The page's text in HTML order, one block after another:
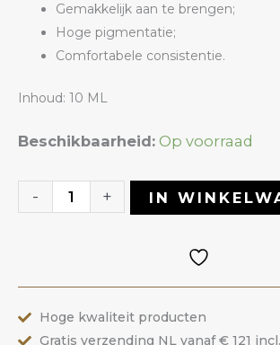
Gemakkelijk aan te brengen;
Hoge pigmentatie;
Comfortabele consistentie.
Inhoud: 10 ML
Beschikbaarheid: Op voorraad
-
Gelpolish
Cat
+ IN
Hoge kwaliteit producten
Gratis verzending NL vanaf € 121